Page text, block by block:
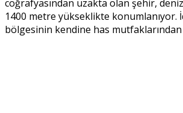
coğrafyasından uzakta olan şehir,
1400 metre yükseklikte konumlanıyor.
bölgesinin kendine has mutfaklarından